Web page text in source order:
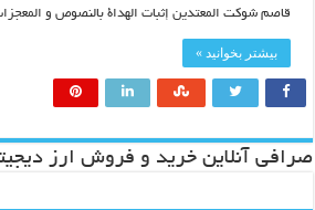
قاصم شوکت المعتدین إثبات الهداة بالنصوص و
بیشتر بخوانید »
صرافی آنلاین خرید و فروش ارز